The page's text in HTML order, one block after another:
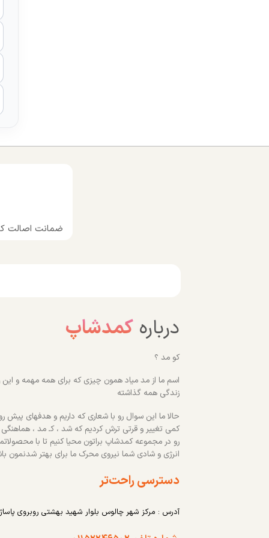
ضمانت اصالت
دربارهکمدشاپ
کو مد ؟
اسم ما از مد میاد همون چیزی که برای همه مهمه و این
زندگی همه گذاشته
حالا ما این سوال رو با شعاری که داریم و هدفهای پیش
کمی تغییر و قرتی ترش کردیم که شد ، کـ مد ،
رو در مجموعه کمدشاپ براتون محیا کنیم تا با
انرژی و شادی شما نیروی محرک ما برای بهتر شدنمون
دسترسی راحت‌تر
آدرس : مرکز شهر چالوس بلوار شهید بهشتی روبروی